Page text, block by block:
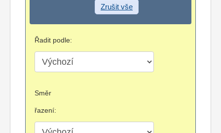
Zrušit vše
Řadit podle:
Směr
řazení: